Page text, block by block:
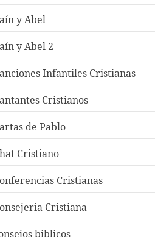
y Abel
y Abel 2
Infantiles Cristianas
Cristianos
de Pablo
Cristiano
Cristianas
Cristiana
biblicos